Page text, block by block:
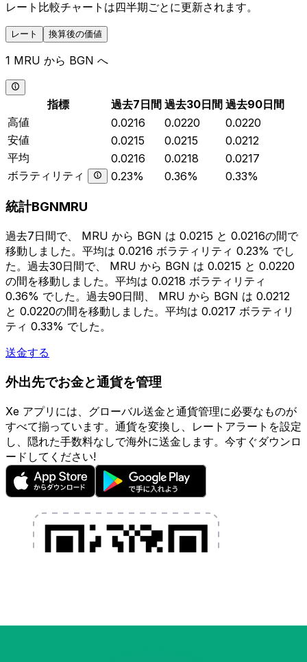
レート比較チャートは四半期ごとに更新されます。
レート 換算後の価値
1 MRU から BGN へ
指標 過去7日間 過去30日間 過去90日間
高値
0.0216 0.0220
0.0220
安値
0.0215 0.0215
0.0212
平均
0.0216 0.0218
0.0217
ボラティリティ
0.23% 0.36% 0.33%
統計BGNMRU
過去7日間で、 MRU から BGN は 0.0215 と 0.0216の間で
移動しました。平均は 0.0216 ボラティリティ 0.23% でし
た。過去30日間で、 MRU から BGN は 0.0215 と 0.0220
の間を移動しました。平均は 0.0218 ボラティリティ
0.36% でした。過去90日間、 MRU から BGN は 0.0212
と 0.0220の間を移動しました。平均は 0.0217 ボラティリ
ティ 0.33% でした。
送金する
外出先でお金と通貨を管理
Xe アプリには、グローバル送金と通貨管理に必要なものが
すべて揃っています。通貨を変換し、レートアラートを設定
し、隠れた手数料なしで海外に送金します。今すぐダウンロ
ードしてください!